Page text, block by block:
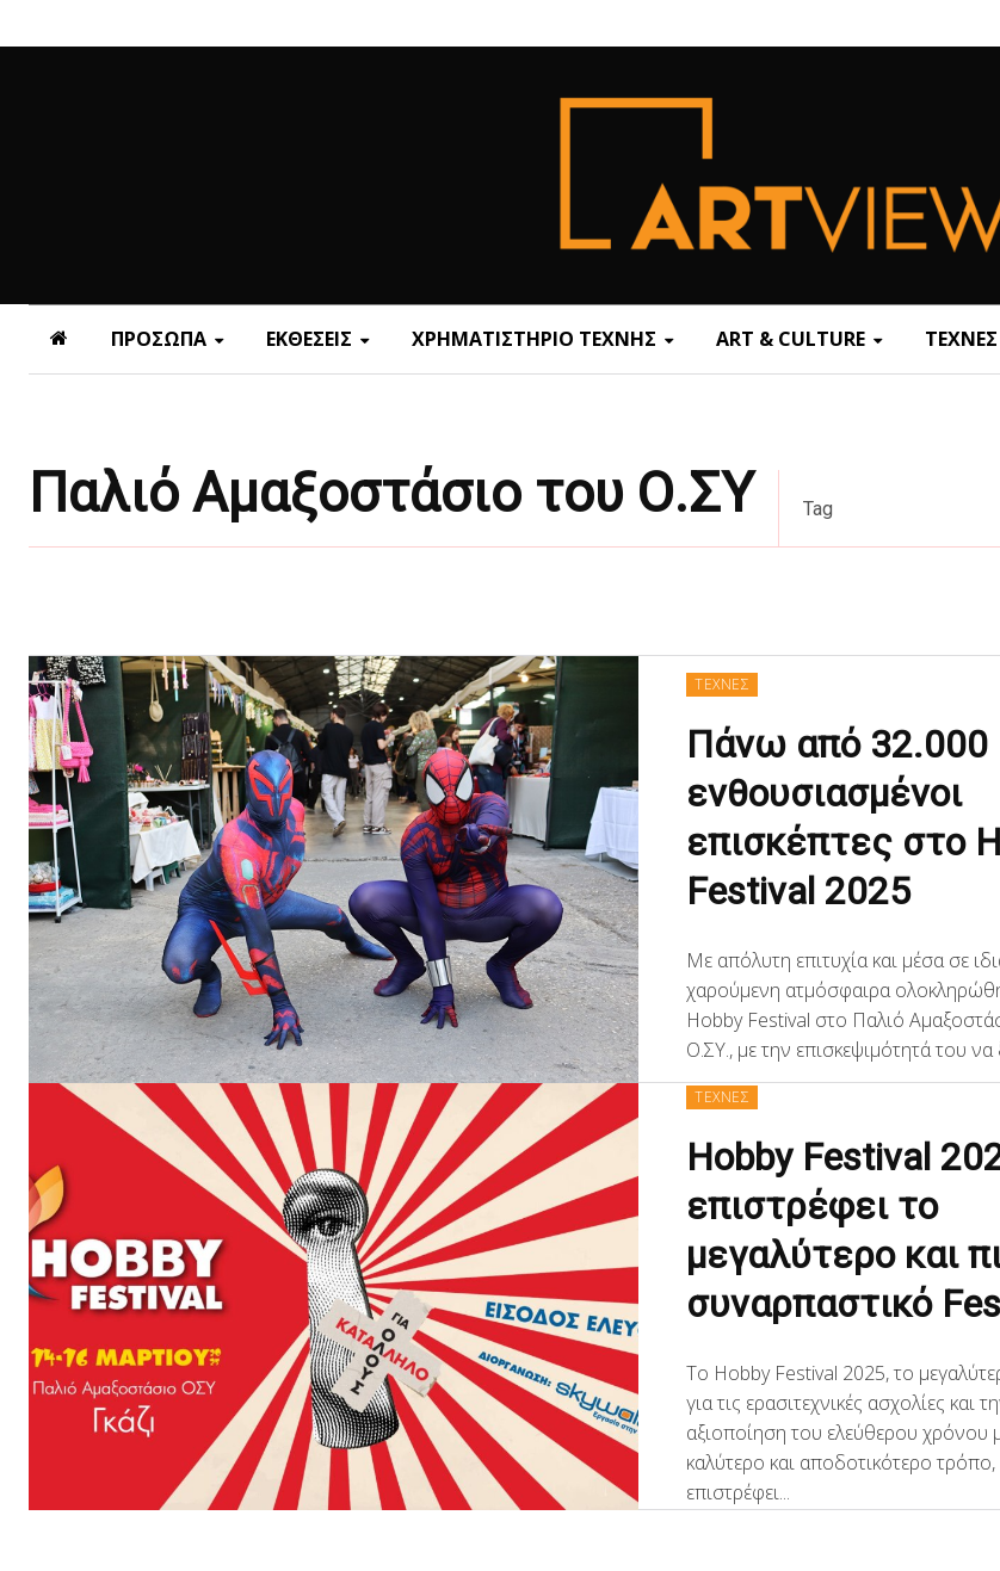
ΠΡΟΣΩΠΑ ΕΚΘΕΣΕΙΣ ΧΡΗΜΑΤΙΣΤΗΡΙΟ ΤΕΧΝΗΣ ART & CULTURE ΤΕΧΝΕΣ
Παλιό Αμαξοστάσιο του Ο.ΣΥ Tag
ΤΕΧΝΕΣ
Πάνω από 32.000
ενθουσιασμένοι
επισκέπτες στο
Festival 2025
Με απόλυτη επιτυχία και μέσα σε
χαρούμενη ατμόσφαιρα
Hobby Festival στο Παλιό
Ο.ΣΥ., με την επισκεψιμότητά του να
ΤΕΧΝΕΣ
Hobby Festival
επιστρέφει το
μεγαλύτερο και
συναρπαστικό
Το Hobby Festival 2025, το
για τις ερασιτεχνικές ασχολίες και
αξιοποίηση του ελεύθερου χρόνου
καλύτερο και αποδοτικότερο τρόπο,
επιστρέφει...